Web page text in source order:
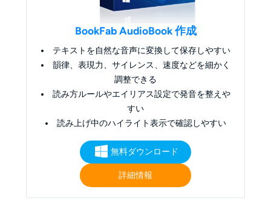
BookFab AudioBook 作成
テキストを自然な音声に変換して保存しやすい
韻律、表現力、サイレンス、速度などを細かく
調整できる
読み方ルールやエイリアス設定で発音を整えや
すい
読み上げ中のハイライト表示で確認しやすい
無料ダウンロード
詳細情報